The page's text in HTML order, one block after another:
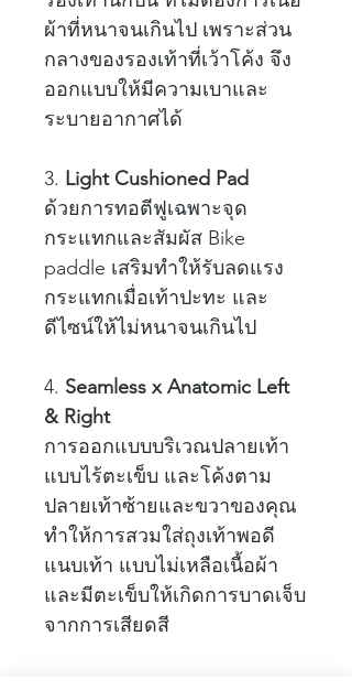
ผ้าที่หนาจนเกินไป เพราะส่วน
กลางของรองเท้าที่เว้าโค้ง จึง
ออกแบบให้มีความเบาและ
ระบายอากาศได้
3. Light Cushioned Pad
ด้วยการทอตีฟูเฉพาะจุด
กระแทกและสัมผัส Bike
paddle เสริมทำให้รับลดแรง
กระแทกเมื่อเท้าปะทะ และ
ดีไซน์ให้ไม่หนาจนเกินไป
4. Seamless x Anatomic Left
& Right
การออกแบบบริเวณปลายเท้า
แบบไร้ตะเข็บ และโค้งตาม
ปลายเท้าซ้ายและขวาของคุณ
ทำให้การสวมใส่ถุงเท้าพอดี
แนบเท้า แบบไม่เหลือเนื้อผ้า
และมีตะเข็บให้เกิดการบาดเจ็บ
จากการเสียดสี